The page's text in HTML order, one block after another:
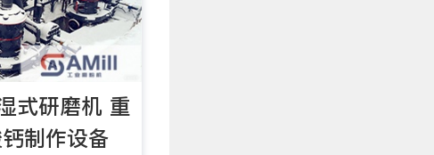
式研磨机 重
制作设备